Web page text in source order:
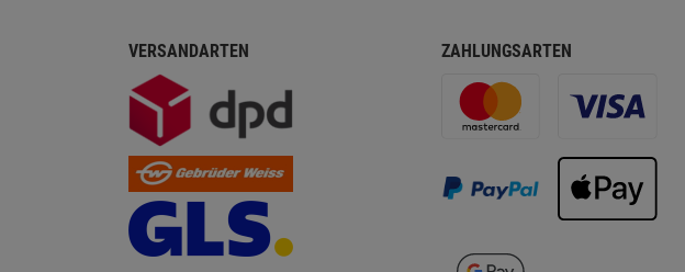
VERSANDARTEN ZAHLUNGSARTEN